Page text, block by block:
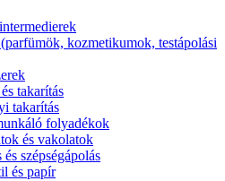
kozmetikumok, testápolási
takarítás
takarítás
folyadékok
és vakolatok
szépségápolás
és papír